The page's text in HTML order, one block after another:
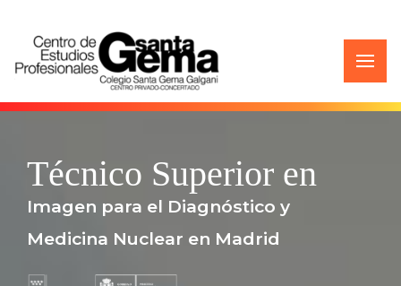
Técnico Superior en
Imagen para el Diagnóstico y
Medicina Nuclear en Madrid